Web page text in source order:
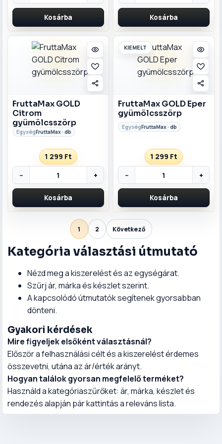
Kosárba Kosárba
FruttaMax GOLD
Citrom
gyümölcsszörp
FruttaMax · db
1 299 Ft
−
+
Kosárba
KIEMELT
FruttaMax GOLD Eper
gyümölcsszörp
FruttaMax · db
1 299 Ft
−
+
Kosárba
1 2 Következő
Kategória választási útmutató
Nézd meg a kiszerelést és az egységárat.
Szűrj ár, márka és készlet szerint.
A kapcsolódó útmutatók segítenek gyorsabban
dönteni.
Gyakori kérdések
Mire figyeljek elsőként választásnál?
Először a felhasználási célt és a kiszerelést érdemes
összevetni, utána az ár/érték arányt.
Hogyan találok gyorsan megfelelő terméket?
Használd a kategóriaszűrőket: ár, márka, készlet és
rendezés alapján pár kattintás a releváns lista.